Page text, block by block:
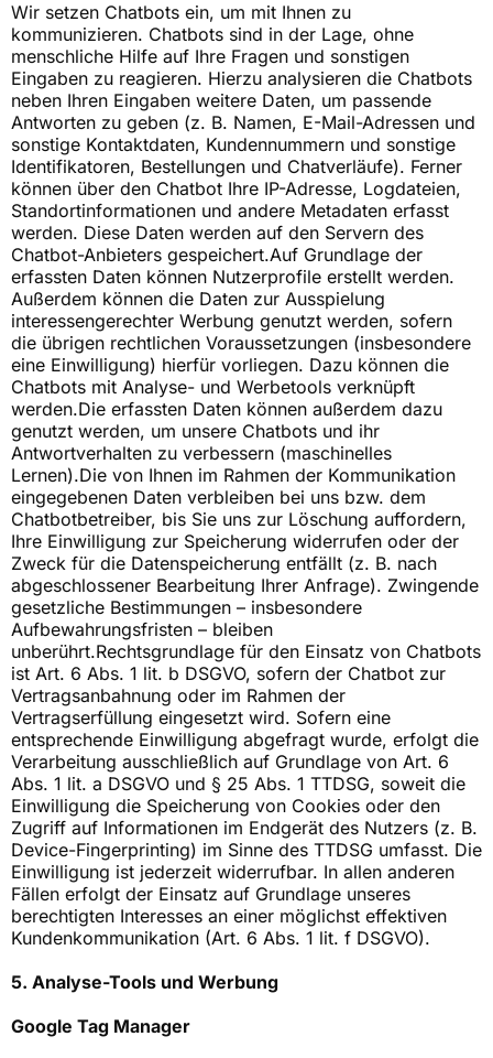
Wir setzen Chatbots ein, um mit Ihnen zu
kommunizieren. Chatbots sind in der Lage, ohne
menschliche Hilfe auf Ihre Fragen und sonstigen
Eingaben zu reagieren. Hierzu analysieren die Chatbots
neben Ihren Eingaben weitere Daten, um passende
Antworten zu geben (z. B. Namen, E-Mail-Adressen und
sonstige Kontaktdaten, Kundennummern und sonstige
Identifikatoren, Bestellungen und Chatverläufe). Ferner
können über den Chatbot Ihre IP-Adresse, Logdateien,
Standortinformationen und andere Metadaten erfasst
werden. Diese Daten werden auf den Servern des
Chatbot-Anbieters gespeichert.Auf Grundlage der
erfassten Daten können Nutzerprofile erstellt werden.
Außerdem können die Daten zur Ausspielung
interessengerechter Werbung genutzt werden, sofern
die übrigen rechtlichen Voraussetzungen (insbesondere
eine Einwilligung) hierfür vorliegen. Dazu können die
Chatbots mit Analyse- und Werbetools verknüpft
werden.Die erfassten Daten können außerdem dazu
genutzt werden, um unsere Chatbots und ihr
Antwortverhalten zu verbessern (maschinelles
Lernen).Die von Ihnen im Rahmen der Kommunikation
eingegebenen Daten verbleiben bei uns bzw. dem
Chatbotbetreiber, bis Sie uns zur Löschung auffordern,
Ihre Einwilligung zur Speicherung widerrufen oder der
Zweck für die Datenspeicherung entfällt (z. B. nach
abgeschlossener Bearbeitung Ihrer Anfrage). Zwingende
gesetzliche Bestimmungen – insbesondere
Aufbewahrungsfristen – bleiben
unberührt.Rechtsgrundlage für den Einsatz von Chatbots
ist Art. 6 Abs. 1 lit. b DSGVO, sofern der Chatbot zur
Vertragsanbahnung oder im Rahmen der
Vertragserfüllung eingesetzt wird. Sofern eine
entsprechende Einwilligung abgefragt wurde, erfolgt die
Verarbeitung ausschließlich auf Grundlage von Art. 6
Abs. 1 lit. a DSGVO und § 25 Abs. 1 TTDSG, soweit die
Einwilligung die Speicherung von Cookies oder den
Zugriff auf Informationen im Endgerät des Nutzers (z. B.
Device-Fingerprinting) im Sinne des TTDSG umfasst. Die
Einwilligung ist jederzeit widerrufbar. In allen anderen
Fällen erfolgt der Einsatz auf Grundlage unseres
berechtigten Interesses an einer möglichst effektiven
Kundenkommunikation (Art. 6 Abs. 1 lit. f DSGVO).
5. Analyse-Tools und Werbung
Google Tag Manager